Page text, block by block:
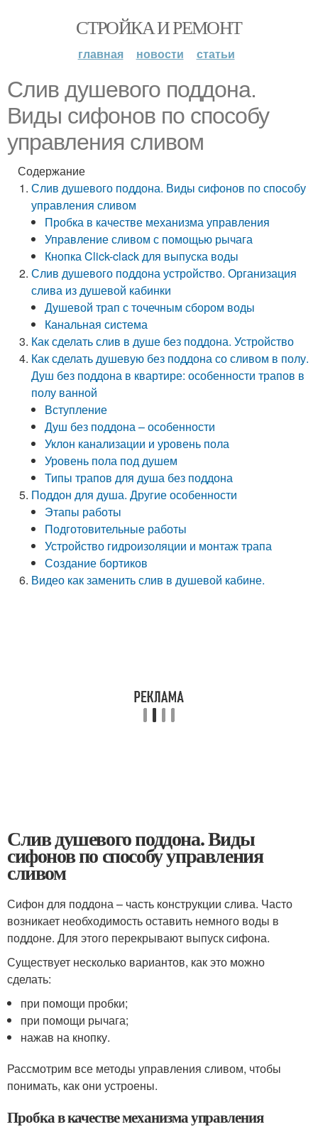
СТРОЙКА И РЕМОНТ
главная новости статьи
Слив душевого поддона.
Виды сифонов по способу
управления сливом
Содержание
Слив душевого поддона. Виды сифонов по способу
управления сливом
Пробка в качестве механизма управления
Управление сливом с помощью рычага
Кнопка Click-clack для выпуска воды
Слив душевого поддона устройство. Организация
слива из душевой кабинки
Душевой трап с точечным сбором воды
Канальная система
Как сделать слив в душе без поддона. Устройство
Как сделать душевую без поддона со сливом в полу.
Душ без поддона в квартире: особенности трапов в
полу ванной
Вступление
Душ без поддона – особенности
Уклон канализации и уровень пола
Уровень пола под душем
Типы трапов для душа без поддона
Поддон для душа. Другие особенности
Этапы работы
Подготовительные работы
Устройство гидроизоляции и монтаж трапа
Создание бортиков
Видео как заменить слив в душевой кабине.
Слив душевого поддона. Виды
сифонов по способу управления
сливом
Сифон для поддона – часть конструкции слива. Часто
возникает необходимость оставить немного воды в
поддоне. Для этого перекрывают выпуск сифона.
Существует несколько вариантов, как это можно
сделать:
при помощи пробки;
при помощи рычага;
нажав на кнопку.
Рассмотрим все методы управления сливом, чтобы
понимать, как они устроены.
Пробка в качестве механизма управления